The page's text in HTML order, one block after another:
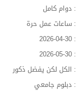
: دوام كامل
: ساعات عمل حرة
: 2026-04-30
: 2026-05-30
: الكل لكن يفضل ذكور
: دبلوم جامعي